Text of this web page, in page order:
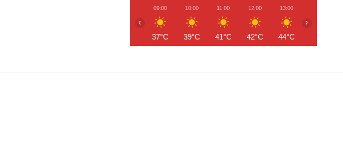
09:00
37°C
10:00
39°C
11:00
41°C
12:00
42°C
13:00
44°C
‹ ›